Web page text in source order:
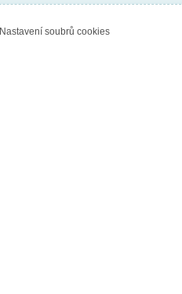
Nastavení soubrů cookies